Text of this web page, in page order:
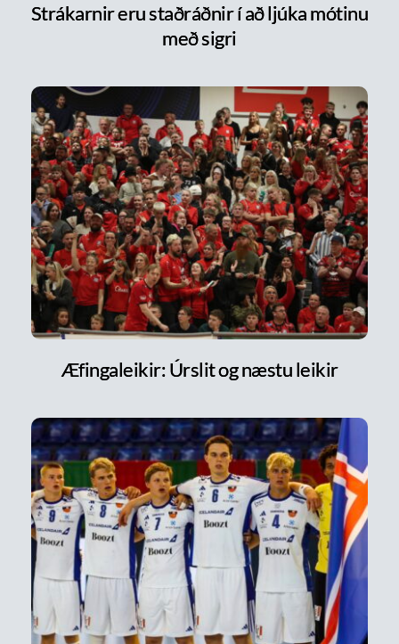
Strákarnir eru staðráðnir í að ljúka mótinu
með sigri
Æfingaleikir: Úrslit og næstu leikir